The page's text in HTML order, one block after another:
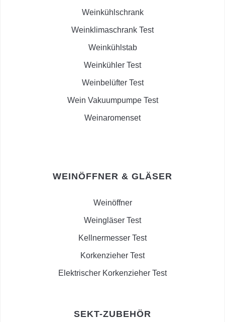
Weinkühlschrank
Weinklimaschrank Test
Weinkühlstab
Weinkühler Test
Weinbelüfter Test
Wein Vakuumpumpe Test
Weinaromenset
WEINÖFFNER & GLÄSER
Weinöffner
Weingläser Test
Kellnermesser Test
Korkenzieher Test
Elektrischer Korkenzieher Test
SEKT-ZUBEHÖR